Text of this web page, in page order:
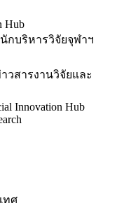
Hub
กบริหารวิจัยจุฬาฯ
วสารงานวิจัยและ
Innovation Hub
ทศ